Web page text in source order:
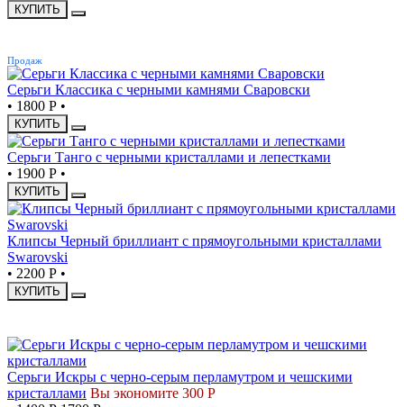
КУПИТЬ
Продаж
Серьги Классика с черными камнями Сваровски
• 1800 Р •
КУПИТЬ
Серьги Танго с черными кристаллами и лепестками
• 1900 Р •
КУПИТЬ
Клипсы Черный бриллиант с прямоугольными кристаллами
Swarovski
• 2200 Р •
КУПИТЬ
Серьги Искры с черно-серым перламутром и чешскими
кристаллами Вы экономите 300 Р